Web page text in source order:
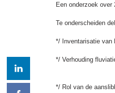
Een onderzoek
Te onderscheiden
*/ Inventarisatie van
*/ Verhouding
*/ Rol van de